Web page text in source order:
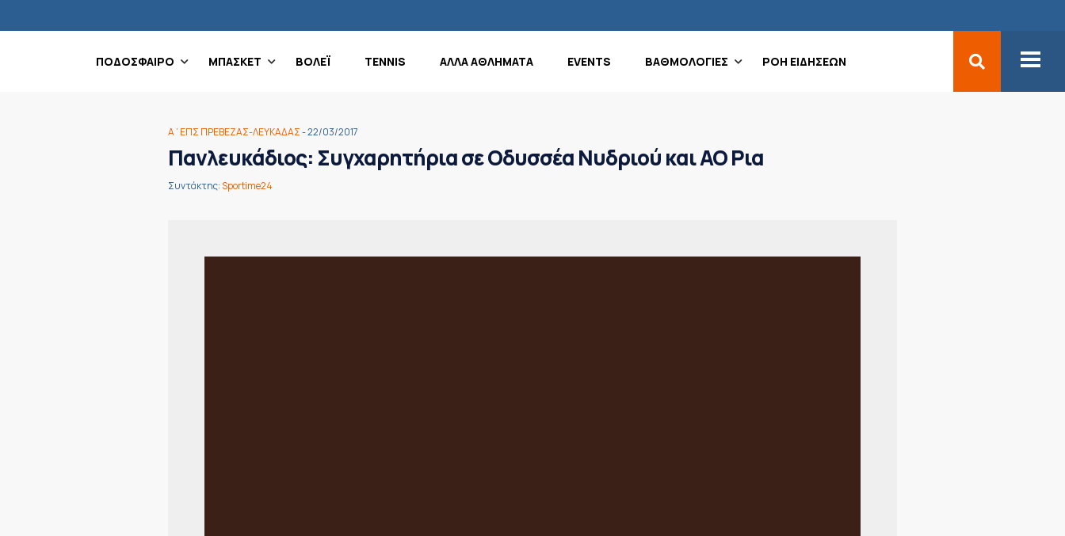
ΠΟΔΟΣΦΑΙΡΟ ΜΠΑΣΚΕΤ ΒΟΛΕΪ TENNIS ΑΛΛΑ ΑΘΛΗΜΑΤΑ EVENTS ΒΑΘΜΟΛΟΓΙΕΣ ΡΟΗ ΕΙΔΗΣΕΩΝ
Α΄ΕΠΣ ΠΡΕΒΕΖΑΣ-ΛΕΥΚΑΔΑΣ- 22/03/2017
Πανλευκάδιος: Συγχαρητήρια σε Οδυσσέα Νυδριού και ΑΟ Ρια
Συντάκτης:Sportime24